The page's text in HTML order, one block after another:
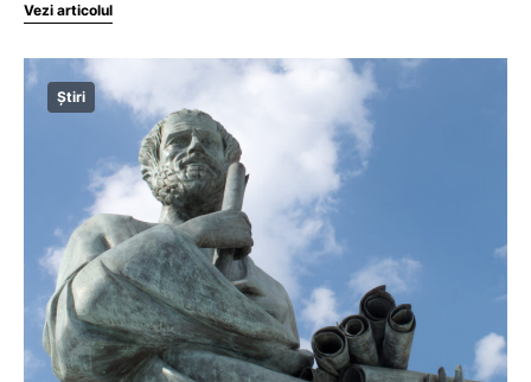
Vezi articolul
Știri